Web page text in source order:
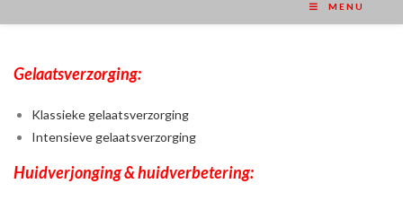
MENU
Gelaatsverzorging:
Klassieke gelaatsverzorging
Intensieve gelaatsverzorging
Huidverjonging & huidverbetering: